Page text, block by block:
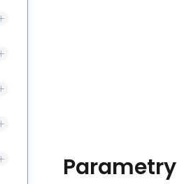
Parametry